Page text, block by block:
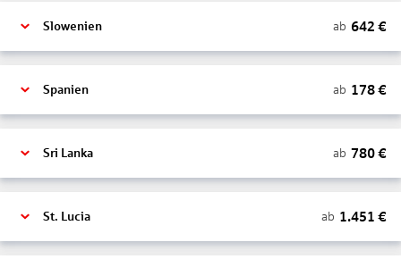
Slowenien ab 642 €
Spanien ab 178€
Sri Lanka ab 780€
St. Lucia ab 1.451 €